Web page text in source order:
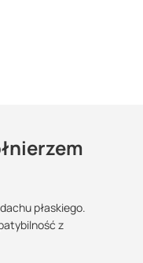
płaskiego.
z
POBIERZ